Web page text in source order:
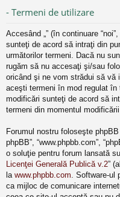
- Termeni de utilizare
Accesând „” (în continuare “noi”,
sunteţi de acord să intraţi din
următorilor termeni. Dacă nu
rugăm să nu accesaţi şi/sau
oricând şi ne vom strădui să vă
aceşti termeni în mod regulat în
modificări sunteţi de acord să
termeni din momentul modificării
Forumul nostru foloseşte phpBB
phpBB”, “www.phpbb.com”,
o soluţie pentru forum lansată
Licenţei Generală Publică v.2”
la www.phpbb.com . Software-
ca mijloc de comunicare